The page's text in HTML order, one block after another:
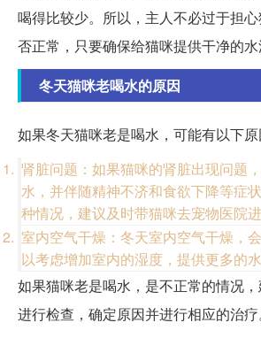
喝得比较少。所以，主人不必过于担
否正常，只要确保给猫咪提供干净的水
冬天猫咪老喝水的原因
如果冬天猫咪老是喝水，可能有以下原
肾脏问题：如果猫咪的肾脏出现问题
水，并伴随精神不济和食欲下降等症
种情况，建议及时带猫咪去宠物医院进
室内空气干燥：冬天室内空气干燥，
以考虑增加室内的湿度，提供更多的水
如果猫咪老是喝水，是不正常的情况
进行检查，确定原因并进行相应的治疗